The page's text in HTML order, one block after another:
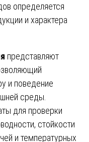
определяется
и характера
представляют
и поведение
среды.
для проверки
стойкости
и температурных